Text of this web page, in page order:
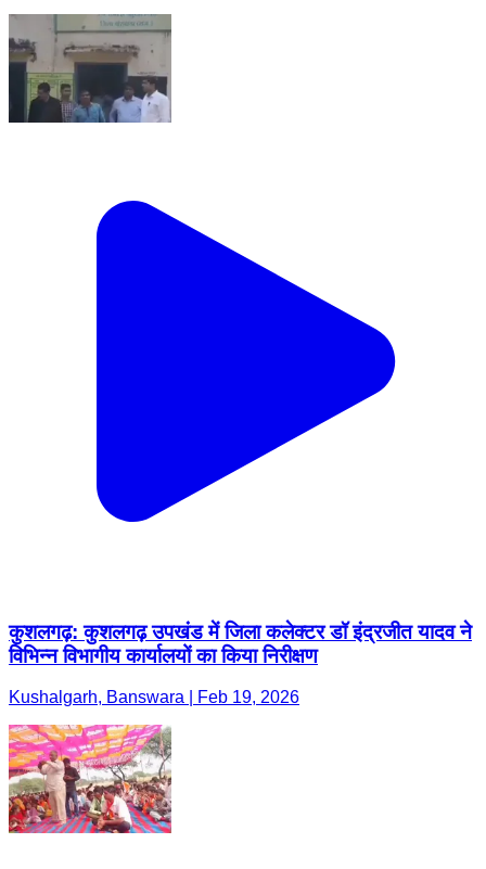
कुशलगढ़: कुशलगढ़ उपखंड में जिला कलेक्टर डॉ इंद्रजीत यादव ने
विभिन्न विभागीय कार्यालयों का किया निरीक्षण
Kushalgarh, Banswara | Feb 19, 2026